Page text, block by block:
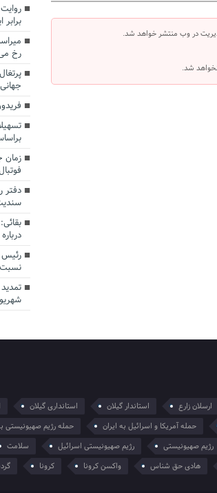
در وب منتشر خواهد شد.
شد.
برابر
رخ
جهانی ۲۰۳۰ شد
دفتر
رئیس
نسبت
ارسلان زارع استاندار گیلان استانداری گیلان
حمله آمریکا و اسرائیل به ایران حمله رژیم صهیونیستی
رژیم صهیونیستی رژیم صهیونیستی اسرائیل سلامت
هادی حق شناس واکسن کرونا کرونا